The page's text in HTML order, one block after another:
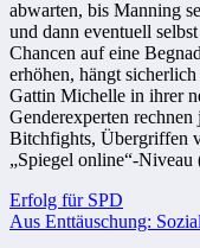
abwarten, bis Manning
und dann eventuell
Chancen auf eine
erhöhen, hängt
Gattin Michelle in ihrer
Genderexperten
Bitchfights, Übergriffen
„Spiegel online“-
Erfolg für SPD
Aus Enttäuschung: